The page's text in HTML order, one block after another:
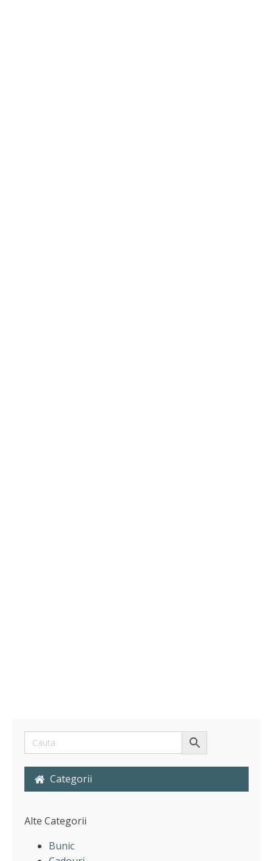
Categorii
Alte Categorii
Bunic